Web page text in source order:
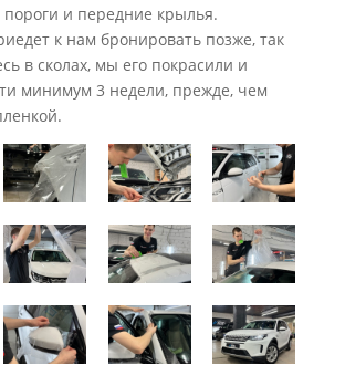
пороги и передние крылья.
к нам бронировать позже, так
в сколах, мы его покрасили и
минимум 3 недели, прежде, чем